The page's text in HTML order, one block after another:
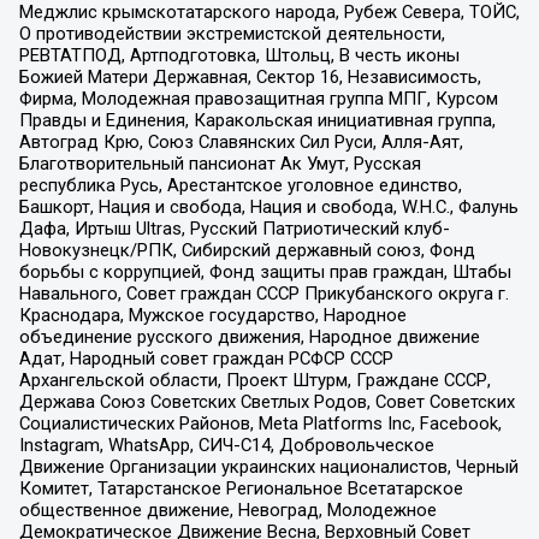
Меджлис крымскотатарского народа, Рубеж Севера, ТОЙС,
О противодействии экстремистской деятельности,
РЕВТАТПОД, Артподготовка, Штольц, В честь иконы
Божией Матери Державная, Сектор 16, Независимость,
Фирма, Молодежная правозащитная группа МПГ, Курсом
Правды и Единения, Каракольская инициативная группа,
Автоград Крю, Союз Славянских Сил Руси, Алля-Аят,
Благотворительный пансионат Ак Умут, Русская
республика Русь, Арестантское уголовное единство,
Башкорт, Нация и свобода, Нация и свобода, W.H.С., Фалунь
Дафа, Иртыш Ultras, Русский Патриотический клуб-
Новокузнецк/РПК, Сибирский державный союз, Фонд
борьбы с коррупцией, Фонд защиты прав граждан, Штабы
Навального, Совет граждан СССР Прикубанского округа г.
Краснодара, Мужское государство, Народное
объединение русского движения, Народное движение
Адат, Народный совет граждан РСФСР СССР
Архангельской области, Проект Штурм, Граждане СССР,
Держава Союз Советских Светлых Родов, Совет Советских
Социалистических Районов, Meta Platforms Inc, Facebook,
Instagram, WhatsApp, СИЧ-С14, Добровольческое
Движение Организации украинских националистов, Черный
Комитет, Татарстанское Региональное Всетатарское
общественное движение, Невоград, Молодежное
Демократическое Движение Весна, Верховный Совет